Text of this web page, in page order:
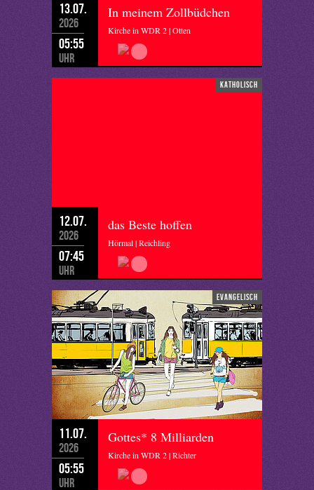
13.07.
2026
05:55
Uhr
In meinem Zollbüdchen
Kirche in WDR 2 | Otten
katholisch
12.07.
2026
07:45
Uhr
das Beste hoffen
Hörmal | Reichling
evangelisch
11.07.
2026
05:55
Uhr
Gottes* 8 Milliarden
Kirche in WDR 2 | Richter